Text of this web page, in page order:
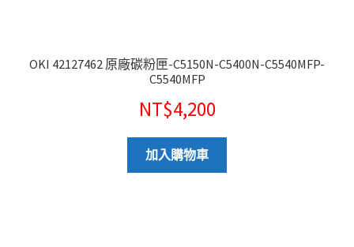
OKI 42127462 原廠碳粉匣-C5150N-C5400N-C5540MFP-
C5540MFP
NT$4,200
加入購物車